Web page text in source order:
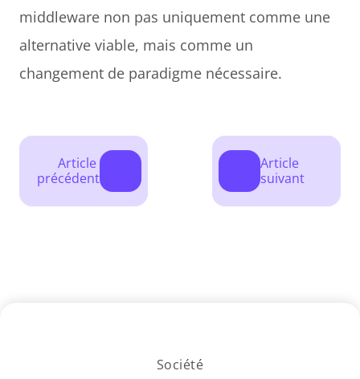
middleware non pas uniquement comme une
alternative viable, mais comme un
changement de paradigme nécessaire.
Article
précédent
Article
suivant
Société